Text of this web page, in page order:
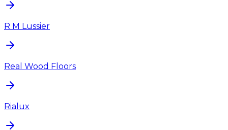
R M Lussier
Real Wood Floors
Rialux